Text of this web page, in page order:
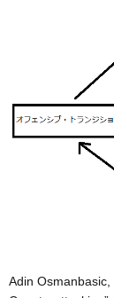
Adin